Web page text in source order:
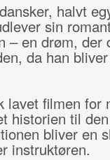
halvt
sin
– en drøm, der
da han
lavet filmen for
historien til
bliver en
instruktøren.